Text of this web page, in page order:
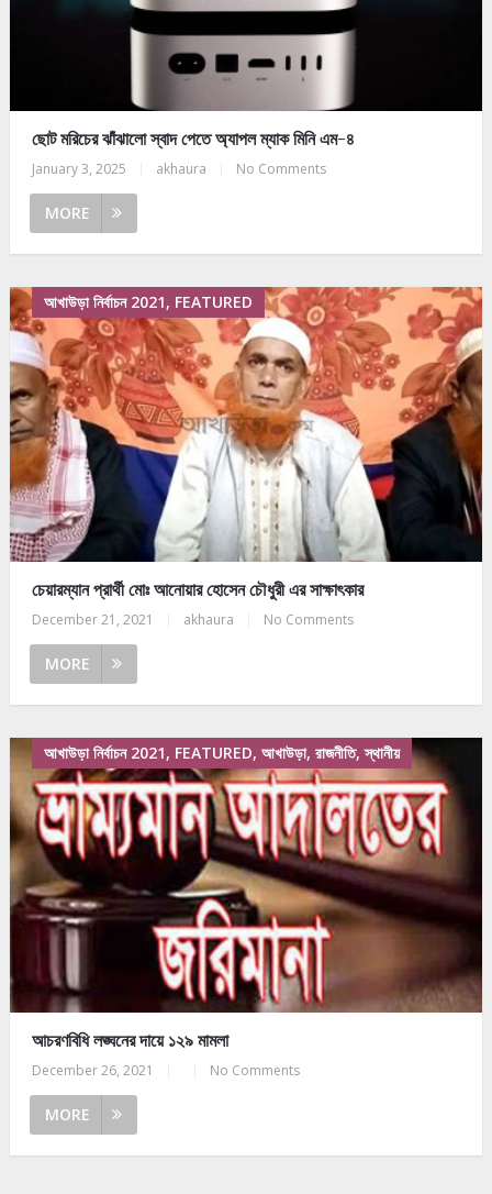
ছোট মরিচের ঝাঁঝালো স্বাদ পেতে অ্যাপল ম্যাক মিনি এম-৪
January 3, 2025 akhaura No Comments
MORE
আখাউড়া নির্বাচন 2021, FEATURED
চেয়ারম্যান প্রার্থী মোঃ আনোয়ার হোসেন চৌধুরী এর সাক্ষাৎকার
December 21, 2021 akhaura No Comments
MORE
আখাউড়া নির্বাচন 2021, FEATURED, আখাউড়া, রাজনীতি, স্থানীয়
আচরণবিধি লঙ্ঘনের দায়ে ১২৯ মামলা
December 26, 2021 No Comments
MORE